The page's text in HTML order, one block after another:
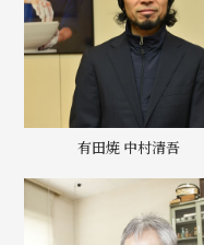
有田焼 中村清吾